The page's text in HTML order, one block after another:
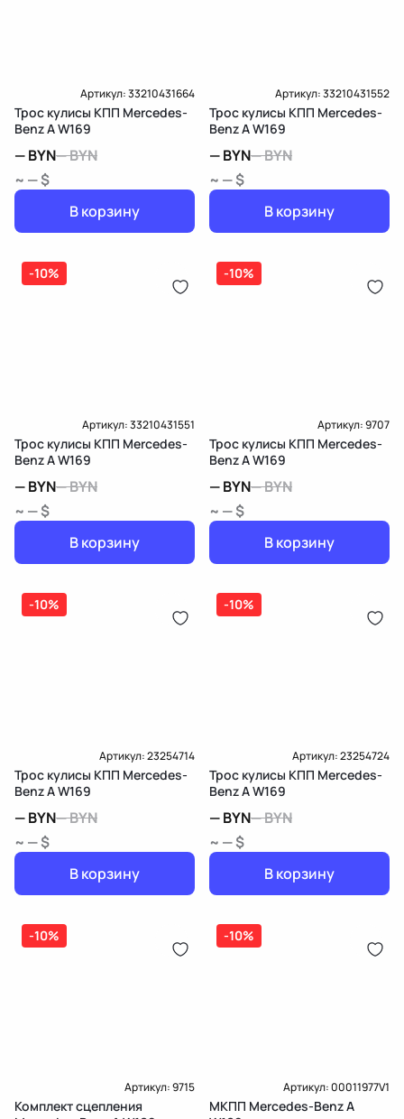
Артикул:33210431664
Трос кулисы КПП Mercedes-
Benz A W169
—BYN—BYN
~ — $
В корзину
Артикул:33210431552
Трос кулисы КПП Mercedes-
Benz A W169
—BYN—BYN
~ — $
В корзину
-10%
Артикул:33210431551
Трос кулисы КПП Mercedes-
Benz A W169
—BYN—BYN
~ — $
В корзину
-10%
Артикул:9707
Трос кулисы КПП Mercedes-
Benz A W169
—BYN—BYN
~ — $
В корзину
-10%
Артикул:23254714
Трос кулисы КПП Mercedes-
Benz A W169
—BYN—BYN
~ — $
В корзину
-10%
Артикул:23254724
Трос кулисы КПП Mercedes-
Benz A W169
—BYN—BYN
~ — $
В корзину
-10%
Артикул:9715
Комплект сцепления
-10%
Артикул:00011977V1
МКПП Mercedes-Benz A